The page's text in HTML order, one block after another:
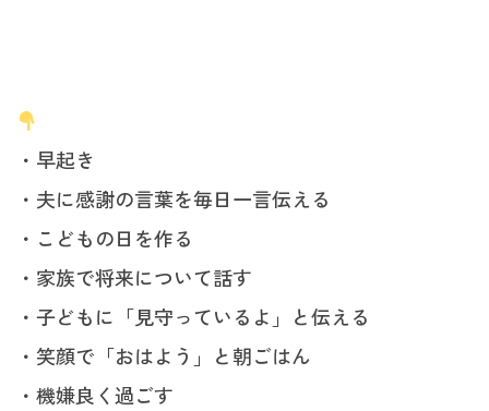
・早起き
・夫に感謝の言葉を毎日一言伝える
・こどもの日を作る
・家族で将来について話す
・子どもに「見守っているよ」と伝える
・笑顔で「おはよう」と朝ごはん
・機嫌良く過ごす